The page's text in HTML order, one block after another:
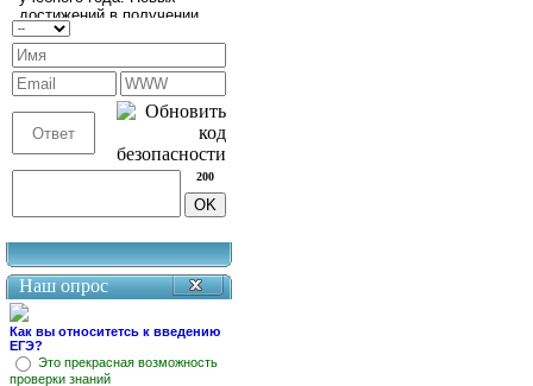
200
Наш опрос
Как вы относитетсь к введению
ЕГЭ?
Это прекрасная возможность
проверки знаний